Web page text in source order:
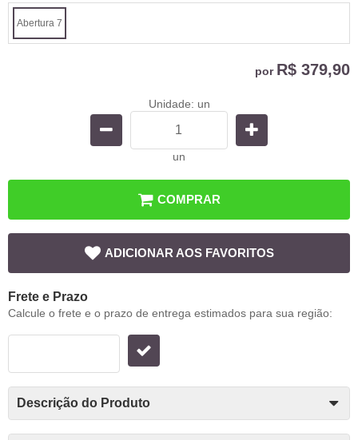
Abertura 7
por R$ 379,90
Unidade: un
un
COMPRAR
ADICIONAR AOS FAVORITOS
Frete e Prazo
Calcule o frete e o prazo de entrega estimados para sua região:
Descrição do Produto